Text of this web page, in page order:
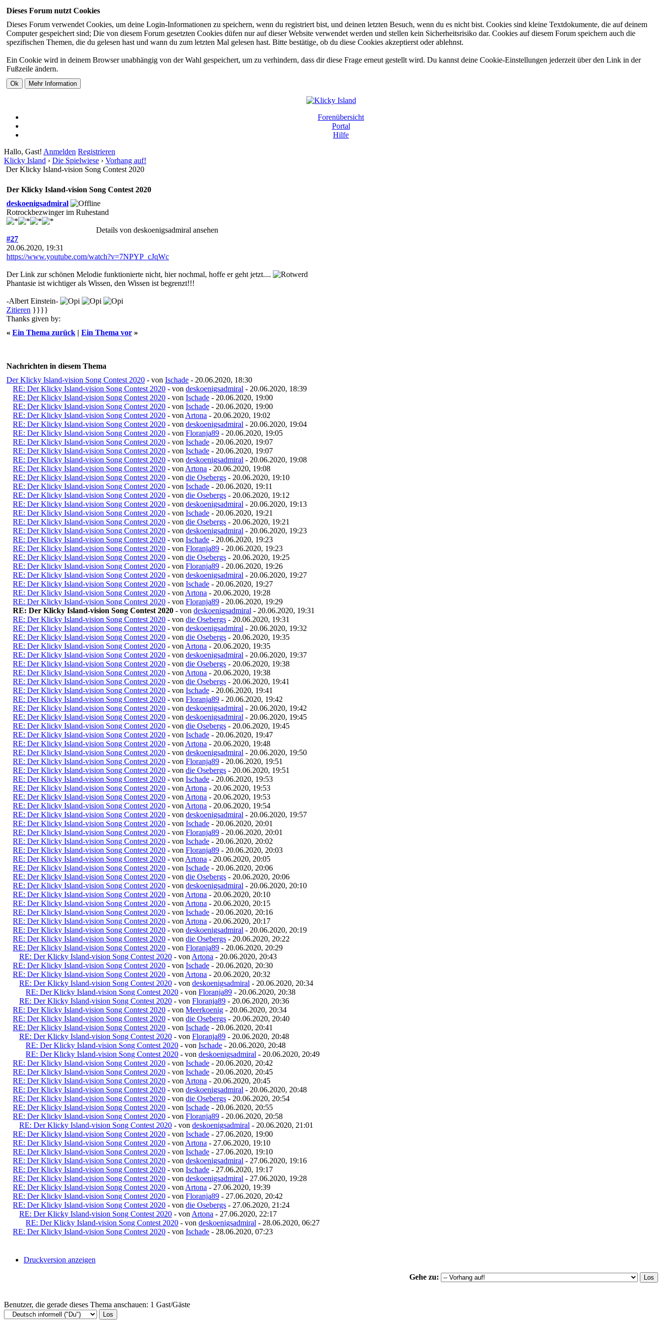
Dieses Forum nutzt Cookies
Dieses Forum verwendet Cookies, um deine Login-Informationen zu speichern, wenn du registriert bist, und deinen letzten Besuch, wenn du es nicht bist. Cookies sind kleine Textdokumente, die auf deinem
Computer gespeichert sind; Die von diesem Forum gesetzten Cookies düfen nur auf dieser Website verwendet werden und stellen kein Sicherheitsrisiko dar. Cookies auf diesem Forum speichern auch die
spezifischen Themen, die du gelesen hast und wann du zum letzten Mal gelesen hast. Bitte bestätige, ob du diese Cookies akzeptierst oder ablehnst.
Ein Cookie wird in deinem Browser unabhängig von der Wahl gespeichert, um zu verhindern, dass dir diese Frage erneut gestellt wird. Du kannst deine Cookie-Einstellungen jederzeit über den Link in der
Fußzeile ändern.
Forenübersicht
Portal
Hilfe
Hallo, Gast! Anmelden Registrieren
Klicky Island › Die Spielwiese › Vorhang auf!
Der Klicky Island-vision Song Contest 2020
Der Klicky Island-vision Song Contest 2020
deskoenigsadmiral
Rotrockbezwinger im Ruhestand
Details von deskoenigsadmiral ansehen
#27
20.06.2020, 19:31
https://www.youtube.com/watch?v=7NPYP_cJqWc
Der Link zur schönen Melodie funktionierte nicht, hier nochmal, hoffe er geht jetzt....
Phantasie ist wichtiger als Wissen, den Wissen ist begrenzt!!!
-Albert Einstein-
Zitieren }}}}
Thanks given by:
« Ein Thema zurück | Ein Thema vor »
Nachrichten in diesem Thema
Der Klicky Island-vision Song Contest 2020 - von Ischade - 20.06.2020, 18:30
RE: Der Klicky Island-vision Song Contest 2020 - von deskoenigsadmiral - 20.06.2020, 18:39
RE: Der Klicky Island-vision Song Contest 2020 - von Ischade - 20.06.2020, 19:00
RE: Der Klicky Island-vision Song Contest 2020 - von Ischade - 20.06.2020, 19:00
RE: Der Klicky Island-vision Song Contest 2020 - von Artona - 20.06.2020, 19:02
RE: Der Klicky Island-vision Song Contest 2020 - von deskoenigsadmiral - 20.06.2020, 19:04
RE: Der Klicky Island-vision Song Contest 2020 - von Floranja89 - 20.06.2020, 19:05
RE: Der Klicky Island-vision Song Contest 2020 - von Ischade - 20.06.2020, 19:07
RE: Der Klicky Island-vision Song Contest 2020 - von Ischade - 20.06.2020, 19:07
RE: Der Klicky Island-vision Song Contest 2020 - von deskoenigsadmiral - 20.06.2020, 19:08
RE: Der Klicky Island-vision Song Contest 2020 - von Artona - 20.06.2020, 19:08
RE: Der Klicky Island-vision Song Contest 2020 - von die Osebergs - 20.06.2020, 19:10
RE: Der Klicky Island-vision Song Contest 2020 - von Ischade - 20.06.2020, 19:11
RE: Der Klicky Island-vision Song Contest 2020 - von die Osebergs - 20.06.2020, 19:12
RE: Der Klicky Island-vision Song Contest 2020 - von deskoenigsadmiral - 20.06.2020, 19:13
RE: Der Klicky Island-vision Song Contest 2020 - von Ischade - 20.06.2020, 19:21
RE: Der Klicky Island-vision Song Contest 2020 - von die Osebergs - 20.06.2020, 19:21
RE: Der Klicky Island-vision Song Contest 2020 - von deskoenigsadmiral - 20.06.2020, 19:23
RE: Der Klicky Island-vision Song Contest 2020 - von Ischade - 20.06.2020, 19:23
RE: Der Klicky Island-vision Song Contest 2020 - von Floranja89 - 20.06.2020, 19:23
RE: Der Klicky Island-vision Song Contest 2020 - von die Osebergs - 20.06.2020, 19:25
RE: Der Klicky Island-vision Song Contest 2020 - von Floranja89 - 20.06.2020, 19:26
RE: Der Klicky Island-vision Song Contest 2020 - von deskoenigsadmiral - 20.06.2020, 19:27
RE: Der Klicky Island-vision Song Contest 2020 - von Ischade - 20.06.2020, 19:27
RE: Der Klicky Island-vision Song Contest 2020 - von Artona - 20.06.2020, 19:28
RE: Der Klicky Island-vision Song Contest 2020 - von Floranja89 - 20.06.2020, 19:29
RE: Der Klicky Island-vision Song Contest 2020 - von deskoenigsadmiral - 20.06.2020, 19:31
RE: Der Klicky Island-vision Song Contest 2020 - von die Osebergs - 20.06.2020, 19:31
RE: Der Klicky Island-vision Song Contest 2020 - von deskoenigsadmiral - 20.06.2020, 19:32
RE: Der Klicky Island-vision Song Contest 2020 - von die Osebergs - 20.06.2020, 19:35
RE: Der Klicky Island-vision Song Contest 2020 - von Artona - 20.06.2020, 19:35
RE: Der Klicky Island-vision Song Contest 2020 - von deskoenigsadmiral - 20.06.2020, 19:37
RE: Der Klicky Island-vision Song Contest 2020 - von die Osebergs - 20.06.2020, 19:38
RE: Der Klicky Island-vision Song Contest 2020 - von Artona - 20.06.2020, 19:38
RE: Der Klicky Island-vision Song Contest 2020 - von die Osebergs - 20.06.2020, 19:41
RE: Der Klicky Island-vision Song Contest 2020 - von Ischade - 20.06.2020, 19:41
RE: Der Klicky Island-vision Song Contest 2020 - von Floranja89 - 20.06.2020, 19:42
RE: Der Klicky Island-vision Song Contest 2020 - von deskoenigsadmiral - 20.06.2020, 19:42
RE: Der Klicky Island-vision Song Contest 2020 - von deskoenigsadmiral - 20.06.2020, 19:45
RE: Der Klicky Island-vision Song Contest 2020 - von die Osebergs - 20.06.2020, 19:45
RE: Der Klicky Island-vision Song Contest 2020 - von Ischade - 20.06.2020, 19:47
RE: Der Klicky Island-vision Song Contest 2020 - von Artona - 20.06.2020, 19:48
RE: Der Klicky Island-vision Song Contest 2020 - von deskoenigsadmiral - 20.06.2020, 19:50
RE: Der Klicky Island-vision Song Contest 2020 - von Floranja89 - 20.06.2020, 19:51
RE: Der Klicky Island-vision Song Contest 2020 - von die Osebergs - 20.06.2020, 19:51
RE: Der Klicky Island-vision Song Contest 2020 - von Ischade - 20.06.2020, 19:53
RE: Der Klicky Island-vision Song Contest 2020 - von Artona - 20.06.2020, 19:53
RE: Der Klicky Island-vision Song Contest 2020 - von Artona - 20.06.2020, 19:53
RE: Der Klicky Island-vision Song Contest 2020 - von Artona - 20.06.2020, 19:54
RE: Der Klicky Island-vision Song Contest 2020 - von deskoenigsadmiral - 20.06.2020, 19:57
RE: Der Klicky Island-vision Song Contest 2020 - von Ischade - 20.06.2020, 20:01
RE: Der Klicky Island-vision Song Contest 2020 - von Floranja89 - 20.06.2020, 20:01
RE: Der Klicky Island-vision Song Contest 2020 - von Ischade - 20.06.2020, 20:02
RE: Der Klicky Island-vision Song Contest 2020 - von Floranja89 - 20.06.2020, 20:03
RE: Der Klicky Island-vision Song Contest 2020 - von Artona - 20.06.2020, 20:05
RE: Der Klicky Island-vision Song Contest 2020 - von Ischade - 20.06.2020, 20:06
RE: Der Klicky Island-vision Song Contest 2020 - von die Osebergs - 20.06.2020, 20:06
RE: Der Klicky Island-vision Song Contest 2020 - von deskoenigsadmiral - 20.06.2020, 20:10
RE: Der Klicky Island-vision Song Contest 2020 - von Artona - 20.06.2020, 20:10
RE: Der Klicky Island-vision Song Contest 2020 - von Artona - 20.06.2020, 20:15
RE: Der Klicky Island-vision Song Contest 2020 - von Ischade - 20.06.2020, 20:16
RE: Der Klicky Island-vision Song Contest 2020 - von Artona - 20.06.2020, 20:17
RE: Der Klicky Island-vision Song Contest 2020 - von deskoenigsadmiral - 20.06.2020, 20:19
RE: Der Klicky Island-vision Song Contest 2020 - von die Osebergs - 20.06.2020, 20:22
RE: Der Klicky Island-vision Song Contest 2020 - von Floranja89 - 20.06.2020, 20:29
RE: Der Klicky Island-vision Song Contest 2020 - von Artona - 20.06.2020, 20:43
RE: Der Klicky Island-vision Song Contest 2020 - von Ischade - 20.06.2020, 20:30
RE: Der Klicky Island-vision Song Contest 2020 - von Artona - 20.06.2020, 20:32
RE: Der Klicky Island-vision Song Contest 2020 - von deskoenigsadmiral - 20.06.2020, 20:34
RE: Der Klicky Island-vision Song Contest 2020 - von Floranja89 - 20.06.2020, 20:38
RE: Der Klicky Island-vision Song Contest 2020 - von Floranja89 - 20.06.2020, 20:36
RE: Der Klicky Island-vision Song Contest 2020 - von Meerkoenig - 20.06.2020, 20:34
RE: Der Klicky Island-vision Song Contest 2020 - von die Osebergs - 20.06.2020, 20:40
RE: Der Klicky Island-vision Song Contest 2020 - von Ischade - 20.06.2020, 20:41
RE: Der Klicky Island-vision Song Contest 2020 - von Floranja89 - 20.06.2020, 20:48
RE: Der Klicky Island-vision Song Contest 2020 - von Ischade - 20.06.2020, 20:48
RE: Der Klicky Island-vision Song Contest 2020 - von deskoenigsadmiral - 20.06.2020, 20:49
RE: Der Klicky Island-vision Song Contest 2020 - von Ischade - 20.06.2020, 20:42
RE: Der Klicky Island-vision Song Contest 2020 - von Ischade - 20.06.2020, 20:45
RE: Der Klicky Island-vision Song Contest 2020 - von Artona - 20.06.2020, 20:45
RE: Der Klicky Island-vision Song Contest 2020 - von deskoenigsadmiral - 20.06.2020, 20:48
RE: Der Klicky Island-vision Song Contest 2020 - von die Osebergs - 20.06.2020, 20:54
RE: Der Klicky Island-vision Song Contest 2020 - von Ischade - 20.06.2020, 20:55
RE: Der Klicky Island-vision Song Contest 2020 - von Floranja89 - 20.06.2020, 20:58
RE: Der Klicky Island-vision Song Contest 2020 - von deskoenigsadmiral - 20.06.2020, 21:01
RE: Der Klicky Island-vision Song Contest 2020 - von Ischade - 27.06.2020, 19:00
RE: Der Klicky Island-vision Song Contest 2020 - von Artona - 27.06.2020, 19:10
RE: Der Klicky Island-vision Song Contest 2020 - von Ischade - 27.06.2020, 19:10
RE: Der Klicky Island-vision Song Contest 2020 - von deskoenigsadmiral - 27.06.2020, 19:16
RE: Der Klicky Island-vision Song Contest 2020 - von Ischade - 27.06.2020, 19:17
RE: Der Klicky Island-vision Song Contest 2020 - von deskoenigsadmiral - 27.06.2020, 19:28
RE: Der Klicky Island-vision Song Contest 2020 - von Artona - 27.06.2020, 19:39
RE: Der Klicky Island-vision Song Contest 2020 - von Floranja89 - 27.06.2020, 20:42
RE: Der Klicky Island-vision Song Contest 2020 - von die Osebergs - 27.06.2020, 21:24
RE: Der Klicky Island-vision Song Contest 2020 - von Artona - 27.06.2020, 22:17
RE: Der Klicky Island-vision Song Contest 2020 - von deskoenigsadmiral - 28.06.2020, 06:27
RE: Der Klicky Island-vision Song Contest 2020 - von Ischade - 28.06.2020, 07:23
Druckversion anzeigen
Gehe zu:
Benutzer, die gerade dieses Thema anschauen: 1 Gast/Gäste